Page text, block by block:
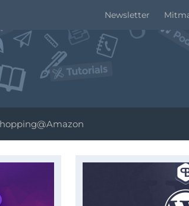
Newsletter